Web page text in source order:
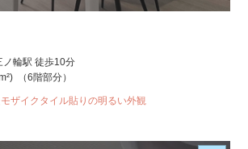
ノ輪駅 徒歩10分
（6階部分）
ザイクタイル貼りの明るい外観